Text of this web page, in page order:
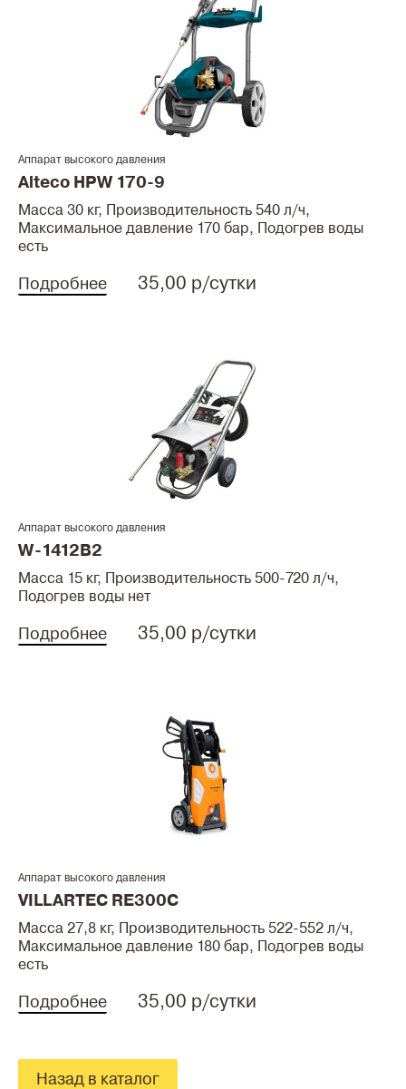
Аппарат высокого давления
Alteco HPW 170-9
Масса 30 кг, Производительность 540 л/ч,
Максимальное давление 170 бар, Подогрев воды
есть
Подробнее 35,00 р/сутки
Аппарат высокого давления
W-1412B2
Масса 15 кг, Производительность 500-720 л/ч,
Подогрев воды нет
Подробнее 35,00 р/сутки
Аппарат высокого давления
VILLARTEC RE300C
Масса 27,8 кг, Производительность 522-552 л/ч,
Максимальное давление 180 бар, Подогрев воды
есть
Подробнее 35,00 р/сутки
Назад в каталог